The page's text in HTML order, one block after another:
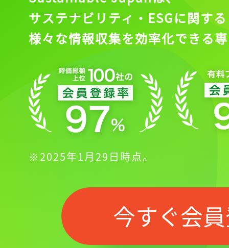
ログイン
会員登録
サステナビリティ・ESGに関する
様々な情報収集を効率化できる
※2025年1月29日時点。
今すぐ会